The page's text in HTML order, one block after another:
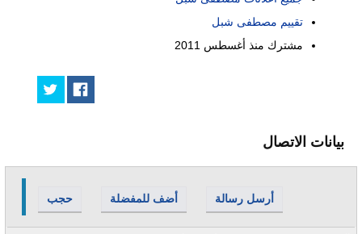
تقييم مصطفى شبل
مشترك منذ أغسطس 2011
بيانات الاتصال
حجب أضف للمفضلة أرسل رسالة